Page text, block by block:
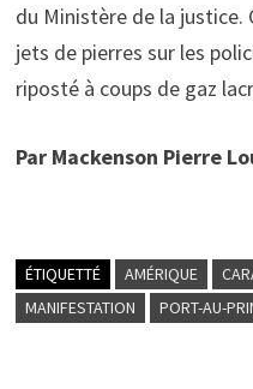
du Ministère de la justice.
jets de pierres sur les
riposté à coups de gaz
Par Mackenson Pierre
ÉTIQUETTÉ AMÉRIQUE
MANIFESTATION
PORT-AU-